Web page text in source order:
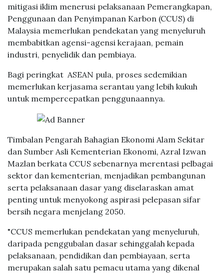
mitigasi iklim menerusi pelaksanaan Pemerangkapan,
Penggunaan dan Penyimpanan Karbon (CCUS) di
Malaysia memerlukan pendekatan yang menyeluruh
membabitkan agensi-agensi kerajaan, pemain
industri, penyelidik dan pembiaya.
Bagi peringkat ASEAN pula, proses sedemikian
memerlukan kerjasama serantau yang lebih kukuh
untuk mempercepatkan penggunaannya.
Timbalan Pengarah Bahagian Ekonomi Alam Sekitar
dan Sumber Asli Kementerian Ekonomi, Azral Izwan
Mazlan berkata CCUS sebenarnya merentasi pelbagai
sektor dan kementerian, menjadikan pembangunan
serta pelaksanaan dasar yang diselaraskan amat
penting untuk menyokong aspirasi pelepasan sifar
bersih negara menjelang 2050.
"CCUS memerlukan pendekatan yang menyeluruh,
daripada penggubalan dasar sehinggalah kepada
pelaksanaan, pendidikan dan pembiayaan, serta
merupakan salah satu pemacu utama yang dikenal